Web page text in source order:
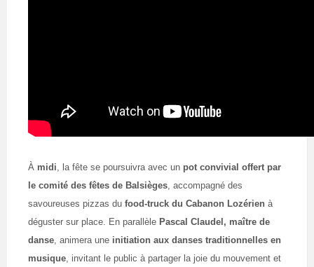
À midi, la fête se poursuivra avec un pot convivial offert par
le comité des fêtes de Balsièges, accompagné des
savoureuses pizzas du food-truck du Cabanon Lozérien à
déguster sur place. En parallèle Pascal Claudel, maître de
danse, animera une initiation aux danses traditionnelles en
musique, invitant le public à partager la joie du mouvement et